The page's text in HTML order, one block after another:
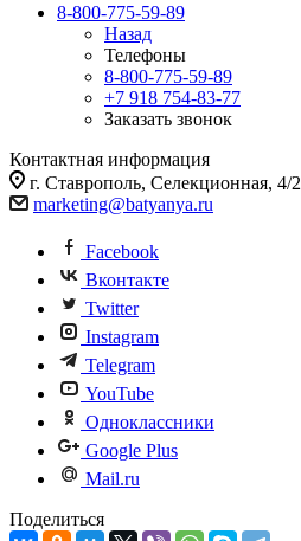
8-800-775-59-89
Назад
Телефоны
8-800-775-59-89
+7 918 754-83-77
Заказать звонок
Контактная информация
г. Ставрополь, Селекционная, 4/2
marketing@batyanya.ru
Facebook
Вконтакте
Twitter
Instagram
Telegram
YouTube
Одноклассники
Google Plus
Mail.ru
Поделиться